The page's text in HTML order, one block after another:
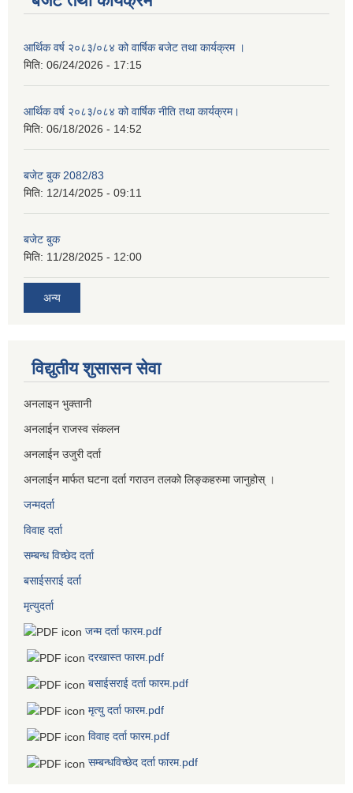
आर्थिक वर्ष २०८३/०८४ को वार्षिक बजेट तथा कार्यक्रम ।
मिति: 06/24/2026 - 17:15
आर्थिक वर्ष २०८३/०८४ को वार्षिक नीति तथा कार्यक्रम।
मिति: 06/18/2026 - 14:52
बजेट बुक 2082/83
मिति: 12/14/2025 - 09:11
बजेट बुक
मिति: 11/28/2025 - 12:00
अन्य
विद्युतीय शुसासन सेवा
अनलाइन भुक्तानी
अनलाईन राजस्व संकलन
अनलाईन उजुरी दर्ता
अनलाईन मार्फत घटना दर्ता गराउन तलको लिङ्कहरुमा जानुहोस् ।
जन्मदर्ता
विवाह दर्ता
सम्बन्ध विच्छेद दर्ता
बसाईसराई दर्ता
मृत्युदर्ता
जन्म दर्ता फारम.pdf
दरखास्त फारम.pdf
बसाईसराई दर्ता फारम.pdf
मृत्यु दर्ता फारम.pdf
विवाह दर्ता फारम.pdf
सम्बन्धविच्छेद दर्ता फारम.pdf